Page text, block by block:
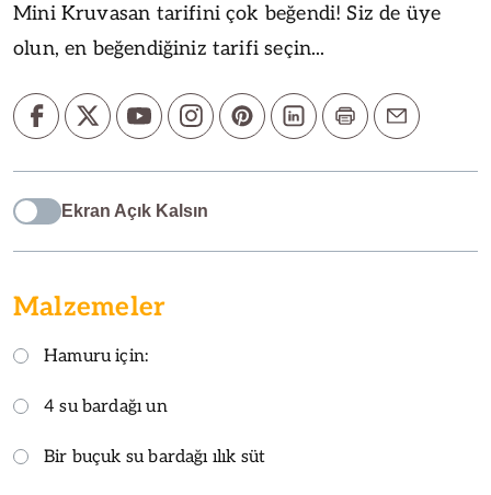
Mini Kruvasan tarifini çok beğendi! Siz de üye
olun, en beğendiğiniz tarifi seçin...
Ekran Açık Kalsın
Malzemeler
Hamuru için:
4 su bardağı un
Bir buçuk su bardağı ılık süt